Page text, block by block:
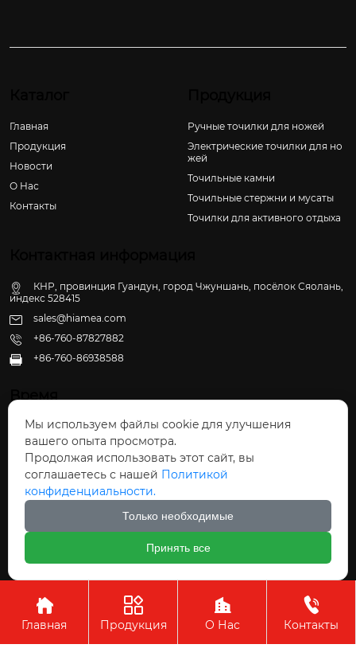
Главная
Продукция
Новости
О Hас
Контакты
Ручные точилки для ножей
Электрические точилки для но
жей
Точильные камни
Точильные стержни и мусаты
Точилки для активного отдыха
КНР, провинция Гуандун, город Чжуншань, посёлок Сяолань,
индекс 528415
sales@hiamea.com
+86-760-87827882
 +86-760-86938588
Время
Пн - Пт: 09:30 - 22:00
Сб - Вс: 10:00 - 22:30
Авторское право©ООО Чжуншань Хайвэй
Кухонные Принадлежности

Главная

Продукция

О Нас

Контакты
Мы используем файлы cookie для улучшения
вашего опыта просмотра.
Продолжая использовать этот сайт, вы
соглашаетесь с нашей Политикой
конфиденциальности.
Только необходимые
Принять все